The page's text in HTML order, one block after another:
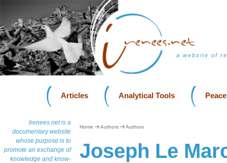
a website of
Articles Analytical Tools
Irenees.net is a
documentary website
whose purpose is to
promote an exchange of
knowledge and know-
Home Authors Authors
Joseph Le